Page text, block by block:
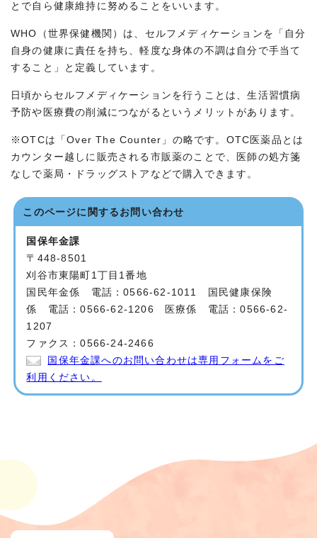
とで自ら健康維持に努めることをいいます。
WHO（世界保健機関）は、セルフメディケーションを「自分
自身の健康に責任を持ち、軽度な身体の不調は自分で手当て
すること」と定義しています。
日頃からセルフメディケーションを行うことは、生活習慣病
予防や医療費の削減につながるというメリットがあります。
※OTCは「Over The Counter」の略です。OTC医薬品とは
カウンター越しに販売される市販薬のことで、医師の処方箋
なしで薬局・ドラッグストアなどで購入できます。
このページに関する お問い合わせ
国保年金課
〒448-8501
刈谷市東陽町1丁目1番地
国民年金係 電話：0566-62-1011 国民健康保険
係 電話：0566-62-1206 医療係 電話：0566-62-
1207
ファクス：0566-24-2466
国保年金課へのお問い合わせは専用フォームをご
利用ください。